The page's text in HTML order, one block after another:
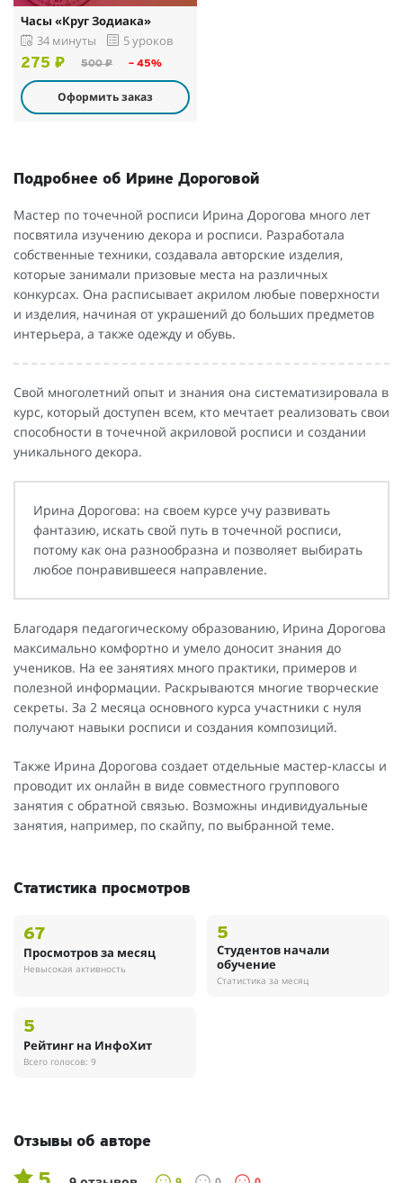
Часы «Круг Зодиака»
34 минуты 5 уроков
275 ₽ 500 ₽ – 45%
Оформить заказ
Подробнее об Ирине Дороговой
Мастер по точечной росписи Ирина Дорогова много лет
посвятила изучению декора и росписи. Разработала
собственные техники, создавала авторские изделия,
которые занимали призовые места на различных
конкурсах. Она расписывает акрилом любые поверхности
и изделия, начиная от украшений до больших предметов
интерьера, а также одежду и обувь.
Свой многолетний опыт и знания она систематизировала в
курс, который доступен всем, кто мечтает реализовать свои
способности в точечной акриловой росписи и создании
уникального декора.
Ирина Дорогова: на своем курсе учу развивать
фантазию, искать свой путь в точечной росписи,
потому как она разнообразна и позволяет выбирать
любое понравившееся направление.
Благодаря педагогическому образованию, Ирина Дорогова
максимально комфортно и умело доносит знания до
учеников. На ее занятиях много практики, примеров и
полезной информации. Раскрываются многие творческие
секреты. За 2 месяца основного курса участники с нуля
получают навыки росписи и создания композиций.
Также Ирина Дорогова создает отдельные мастер-классы и
проводит их онлайн в виде совместного группового
занятия с обратной связью. Возможны индивидуальные
занятия, например, по скайпу, по выбранной теме.
Статистика просмотров
67
Просмотров за месяц
Невысокая активность
5
Студентов начали
обучение
Статистика за месяц
5
Рейтинг на ИнфоХит
Всего голосов: 9
Отзывы об авторе